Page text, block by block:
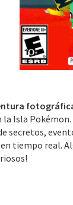
Isla
secretos,
tiempo real.